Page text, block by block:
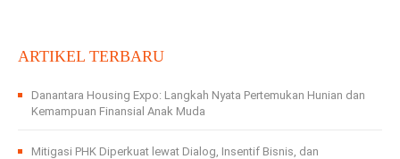
ARTIKEL TERBARU
Danantara Housing Expo: Langkah Nyata Pertemukan Hunian dan
Kemampuan Finansial Anak Muda
Mitigasi PHK Diperkuat lewat Dialog, Insentif Bisnis, dan